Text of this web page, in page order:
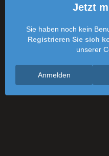
Jetzt
Sie haben noch kein
Registrieren Sie sich
unserer
Anmelden